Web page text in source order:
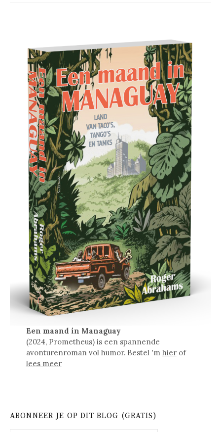
Een maand in Managuay
(2024, Prometheus) is een spannende
avonturenroman vol humor. Bestel 'm hierof
lees meer
ABONNEER JE OP DIT BLOG (GRATIS)